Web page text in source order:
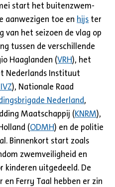
start het buitenzwem-
aanwezigen toe en hijs ter
van het seizoen de vlag op
tussen de verschillende
Haaglanden (VRH), het
Nederlands Instituut
), Nationale Raad
Nederland,
Maatschappij (KNRM),
(ODMH) en de politie
Binnenkort start zoals
zwemveiligheid en
kinderen uitgedeeld. De
en Ferry Taal hebben er zin